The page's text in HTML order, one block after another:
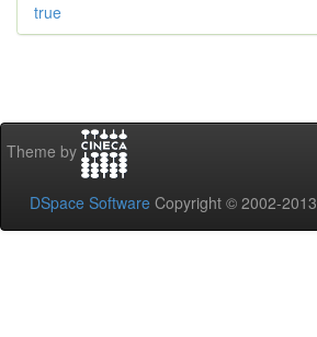
true
Theme by
DSpace Software Copyright © 2002-2013